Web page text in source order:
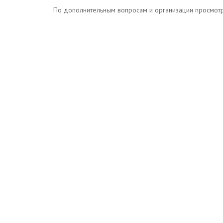
По дополнительным вопросам и организации